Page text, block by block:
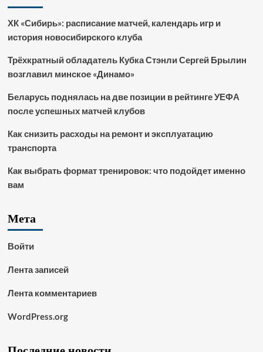
ХК «Сибирь»: расписание матчей, календарь игр и
история новосибирского клуба
Трёхкратный обладатель Кубка Стэнли Сергей Брылин
возглавил минское «Динамо»
Беларусь поднялась на две позиции в рейтинге УЕФА
после успешных матчей клубов
Как снизить расходы на ремонт и эксплуатацию
транспорта
Как выбрать формат тренировок: что подойдет именно
вам
Мета
Войти
Лента записей
Лента комментариев
WordPress.org